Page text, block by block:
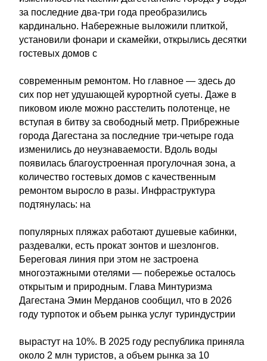
за последние два-три года преобразились
кардинально. Набережные выложили плиткой,
установили фонари и скамейки, открылись десятки
гостевых домов с
современным ремонтом. Но главное — здесь до
сих пор нет удушающей курортной суеты. Даже в
пиковом июле можно расстелить полотенце, не
вступая в битву за свободный метр. Прибрежные
города Дагестана за последние три-четыре года
изменились до неузнаваемости. Вдоль воды
появилась благоустроенная прогулочная зона, а
количество гостевых домов с качественным
ремонтом выросло в разы. Инфраструктура
подтянулась: на
популярных пляжах работают душевые кабинки,
раздевалки, есть прокат зонтов и шезлонгов.
Береговая линия при этом не застроена
многоэтажными отелями — побережье осталось
открытым и природным. Глава Минтуризма
Дагестана Эмин Мерданов сообщил, что в 2026
году турпоток и объем рынка услуг туриндустрии
вырастут на 10%. В 2025 году республика приняла
около 2 млн туристов, а объем рынка за 10